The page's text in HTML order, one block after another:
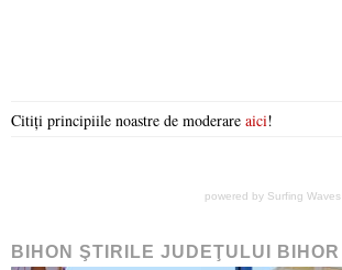
Citiți principiile noastre de moderare aici!
powered by Surfing Waves
BIHON ŞTIRILE JUDEŢULUI BIHOR